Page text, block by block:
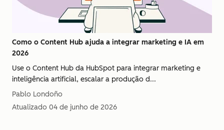
Como o Content Hub ajuda a integrar marketing e IA em
2026
Use o Content Hub da HubSpot para integrar marketing e
inteligência artificial, escalar a produção d...
Pablo Londoño
Atualizado 04 de junho de 2026